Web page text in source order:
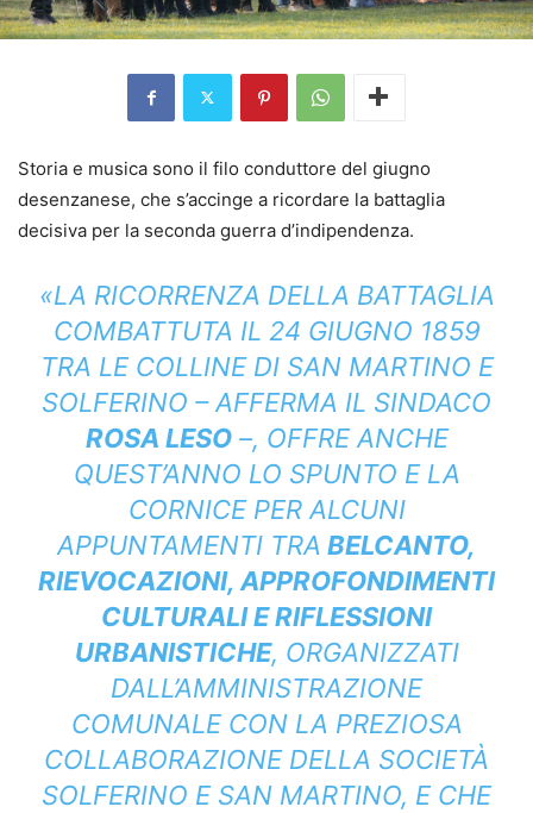
Storia e musica sono il filo conduttore del giugno
desenzanese, che s’accinge a ricordare la battaglia
decisiva per la seconda guerra d’indipendenza.
«LA RICORRENZA DELLA BATTAGLIA
COMBATTUTA IL 24 GIUGNO 1859
TRA LE COLLINE DI SAN MARTINO E
SOLFERINO – AFFERMA IL SINDACO
ROSA LESO–, OFFRE ANCHE
QUEST’ANNO LO SPUNTO E LA
CORNICE PER ALCUNI
APPUNTAMENTI TRA BELCANTO,
RIEVOCAZIONI, APPROFONDIMENTI
CULTURALI E RIFLESSIONI
URBANISTICHE, ORGANIZZATI
DALL’AMMINISTRAZIONE
COMUNALE CON LA PREZIOSA
COLLABORAZIONE DELLA SOCIETÀ
SOLFERINO E SAN MARTINO, E CHE